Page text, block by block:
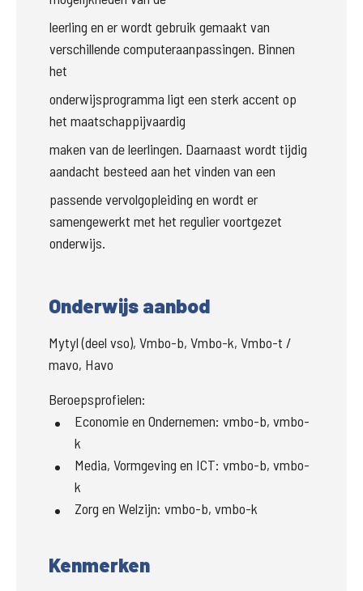
leerling en er wordt gebruik gemaakt van
verschillende computeraanpassingen. Binnen
het
onderwijsprogramma ligt een sterk accent op
het maatschappijvaardig
maken van de leerlingen. Daarnaast wordt tijdig
aandacht besteed aan het vinden van een
passende vervolgopleiding en wordt er
samengewerkt met het regulier voortgezet
onderwijs.
Onderwijs aanbod
Mytyl (deel vso), Vmbo-b, Vmbo-k, Vmbo-t /
mavo, Havo
Beroepsprofielen:
Economie en Ondernemen: vmbo-b, vmbo-
k
Media, Vormgeving en ICT: vmbo-b, vmbo-
k
Zorg en Welzijn: vmbo-b, vmbo-k
Kenmerken